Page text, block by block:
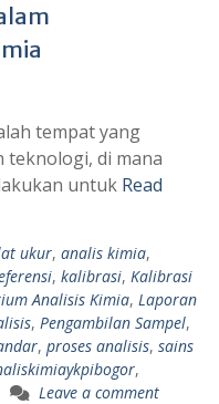
tempat yang
teknologi, di mana
untuk Read
ukur, analis kimia,
, kalibrasi, Kalibrasi
Analisis Kimia, Laporan
, Pengambilan Sampel,
, proses analisis, sains
,
Leave a comment